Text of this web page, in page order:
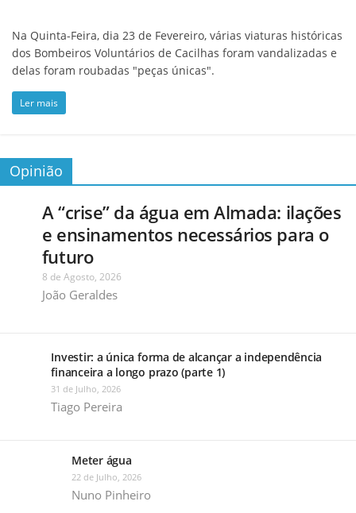
Na Quinta-Feira, dia 23 de Fevereiro, várias viaturas históricas
dos Bombeiros Voluntários de Cacilhas foram vandalizadas e
delas foram roubadas "peças únicas".
Ler mais
Opinião
A “crise” da água em Almada: ilações
e ensinamentos necessários para o
futuro
8 de Agosto, 2026
João Geraldes
Investir: a única forma de alcançar a independência
financeira a longo prazo (parte 1)
31 de Julho, 2026
Tiago Pereira
Meter água
22 de Julho, 2026
Nuno Pinheiro